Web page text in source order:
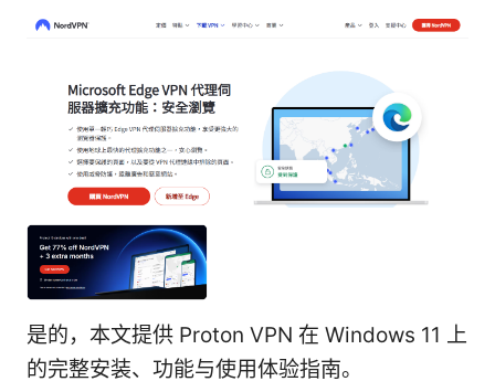
是的，本文提供 Proton VPN 在 Windows 11 上
的完整安装、功能与使用体验指南。